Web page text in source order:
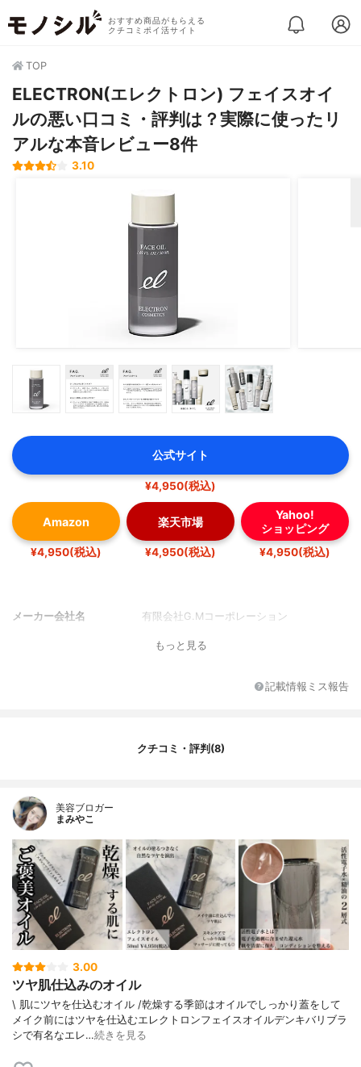
おすすめ商品がもらえる
クチコミポイ活サイト
TOP
ELECTRON(エレクトロン) フェイスオイ
ルの悪い口コミ・評判は？実際に使ったリ
アルな本音レビュー8件
3.10
公式サイト
¥4,950(税込)
Amazon
¥4,950(税込)
楽天市場
¥4,950(税込)
Yahoo!
ショッピング
¥4,950(税込)
メーカー会社名 有限会社G.Mコーポレーション
もっと見る
記載情報ミス報告
クチコミ・評判(8)
美容ブロガー
まみやこ
3.00
ツヤ肌仕込みのオイル
\ 肌にツヤを仕込むオイル /⁡乾燥する季節はオイルでしっかり蓋をして
メイク前にはツヤを仕込む⁡⁡⁡エレクトロンフェイスオイル⁡⁡⁡デンキバリブラ
シで有名なエレ…続きを見る